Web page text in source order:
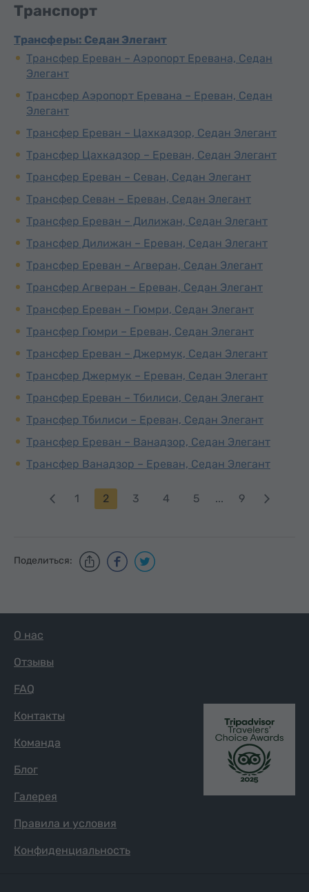
Транспорт
Трансферы: Седан Элегант
Трансфер Ереван – Аэропорт Еревана, Седан
Элегант
Трансфер Аэропорт Еревана – Ереван, Седан
Элегант
Трансфер Ереван – Цахкадзор, Седан Элегант
Трансфер Цахкадзор – Ереван, Седан Элегант
Трансфер Ереван – Севан, Седан Элегант
Трансфер Севан – Ереван, Седан Элегант
Трансфер Ереван – Дилижан, Седан Элегант
Трансфер Дилижан – Ереван, Седан Элегант
Трансфер Ереван – Агверан, Седан Элегант
Трансфер Агверан – Ереван, Седан Элегант
Трансфер Ереван – Гюмри, Седан Элегант
Трансфер Гюмри – Ереван, Седан Элегант
Трансфер Ереван – Джермук, Седан Элегант
Трансфер Джермук – Ереван, Седан Элегант
Трансфер Ереван – Тбилиси, Седан Элегант
Трансфер Тбилиси – Ереван, Седан Элегант
Трансфер Ереван – Ванадзор, Седан Элегант
Трансфер Ванадзор – Ереван, Седан Элегант
1 2 3 4 5 ... 9
Поделиться:
О нас
Отзывы
FAQ
Контакты
Команда
Блог
Галерея
Правила и условия
Конфиденциальность